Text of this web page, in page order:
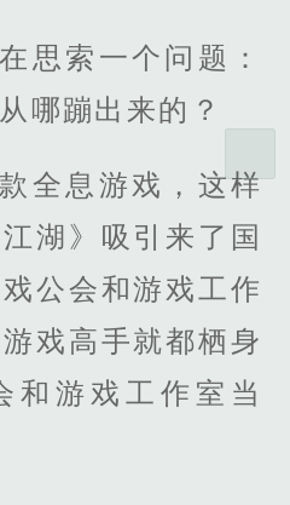
思索一个问题：
哪蹦出来的？
全息游戏，这样
湖》吸引来了国
公会和游戏工作
戏高手就都栖身
和游戏工作室当